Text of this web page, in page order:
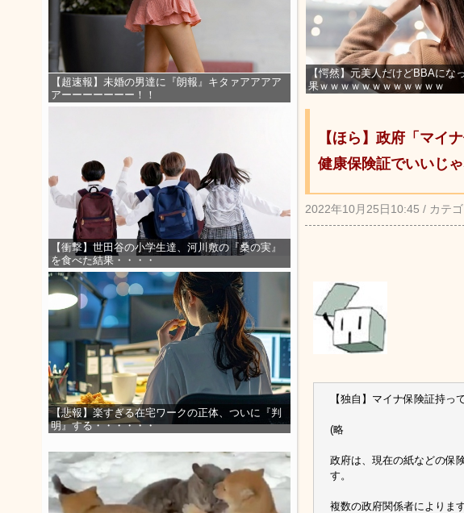
【超速報】未婚の男達に『朗報』キタァアアアア
アーーーーーーー！！
【衝撃】世田谷の小学生達、河川敷の『桑の実』
を食べた結果・・・・
【悲報】楽すぎる在宅ワークの正体、ついに『判
明』する・・・・・・
【愕然】元美人だけどBBAにな
果ｗｗｗｗｗｗｗｗｗｗｗｗ
【ほら】政府「マイ
健康保険証でいいじゃ
2022年10月25日10:45 / カテゴ
【独自】マイナ保険証持っ
(略
政府は、現在の紙などの保
す。
複数の政府関係者によりま